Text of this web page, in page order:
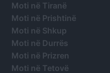
Moti në Tiranë
Moti në Prishtinë
Moti në Shkup
Moti në Durrës
Moti në Prizren
Moti në Tetovë